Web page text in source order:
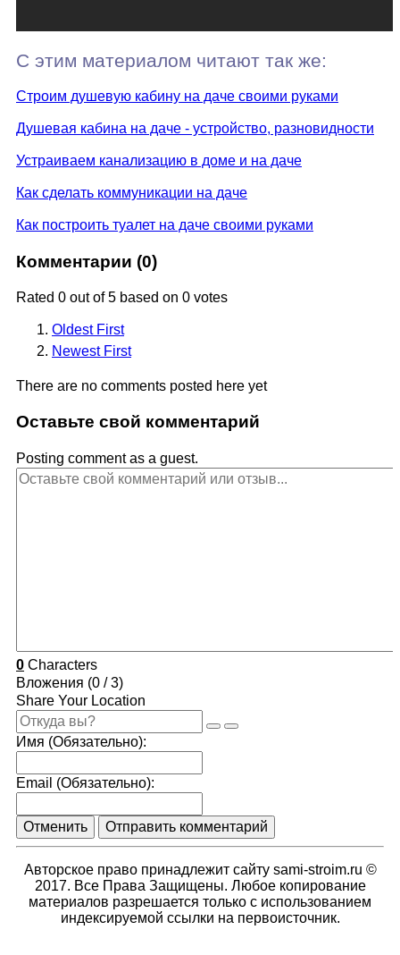
С этим материалом читают так же:
Строим душевую кабину на даче своими руками
Душевая кабина на даче - устройство, разновидности
Устраиваем канализацию в доме и на даче
Как сделать коммуникации на даче
Как построить туалет на даче своими руками
Комментарии (0)
Rated 0 out of 5 based on 0 votes
Oldest First
Newest First
There are no comments posted here yet
Оставьте свой комментарий
Posting comment as a guest.
0 Characters
Вложения (0 / 3)
Share Your Location
Имя (Обязательно):
Email (Обязательно):
Отменить Отправить комментарий
Авторское право принадлежит сайту sami-stroim.ru ©
2017. Все Права Защищены. Любое копирование
материалов разрешается только с использованием
индексируемой ссылки на первоисточник.